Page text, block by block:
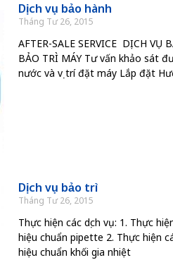
Dịch vụ bảo hành
Tháng Tư 26, 2015
AFTER-SALE SERVICE DỊCH VỤ
BẢO TRÌ MÁY Tư vấn khảo sát
nước và vị trí đặt máy Lắp đặt
Dịch vụ bảo trì
Tháng Tư 26, 2015
Thực hiện các dịch vụ: 1. Thực
hiệu chuẩn pipette 2. Thực hiện
hiệu chuẩn khối gia nhiệt